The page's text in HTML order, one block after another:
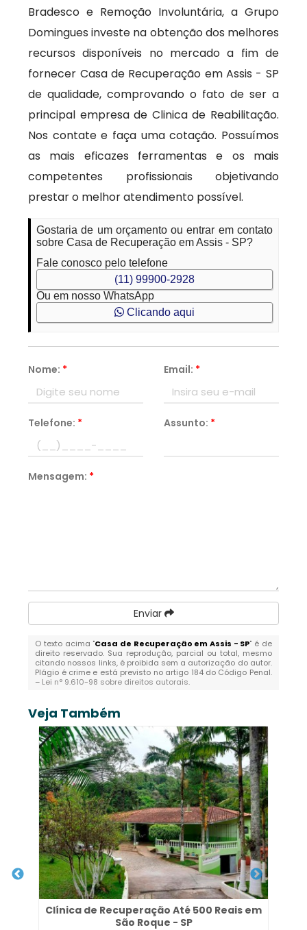
Bradesco e Remoção Involuntária, a Grupo
Domingues investe na obtenção dos melhores
recursos disponíveis no mercado a fim de
fornecer Casa de Recuperação em Assis - SP
de qualidade, comprovando o fato de ser a
principal empresa de Clinica de Reabilitação.
Nos contate e faça uma cotação. Possuímos
as mais eficazes ferramentas e os mais
competentes profissionais objetivando
prestar o melhor atendimento possível.
Gostaria de um orçamento ou entrar em contato
sobre Casa de Recuperação em Assis - SP?
Fale conosco pelo telefone
(11) 99900-2928
Ou em nosso WhatsApp
Clicando aqui
Nome: * Email: *
Telefone: * Assunto: *
Mensagem: *
Enviar
O texto acima "Casa de Recuperação em Assis - SP" é de
direito reservado. Sua reprodução, parcial ou total, mesmo
citando nossos links, é proibida sem a autorização do autor.
Plágio é crime e está previsto no artigo 184 do Código Penal.
– Lei n° 9.610-98 sobre direitos autorais.
Veja Também
Clínica de Recuperação Até 500 Reais em
São Roque - SP